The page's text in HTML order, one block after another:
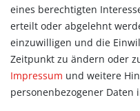
Allgemein
Kontakt
Datenschutzerklärung
AGB
Impressum
eines berechtigten
erteilt oder abgelehnt
einzuwilligen und die
Zeitpunkt zu ändern oder
Impressum und weitere
personenbezogener Daten